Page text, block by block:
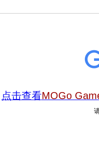
点击查看MOGo